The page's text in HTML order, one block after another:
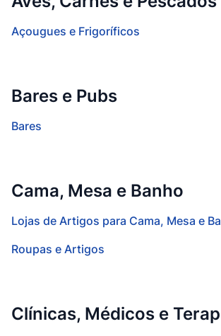
Açougues e Frigoríficos
Bares e Pubs
Bares
Cama, Mesa e Banho
Lojas de Artigos para Cama, Mesa e
Roupas e Artigos
Clínicas, Médicos e